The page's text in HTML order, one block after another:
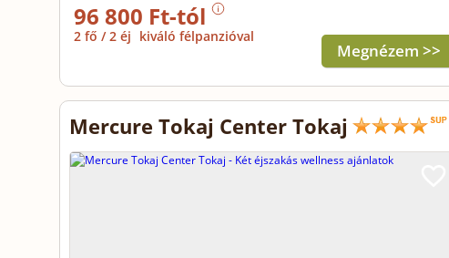
96 800 Ft-tól
2 fő / 2 éj kiváló félpanzióval
Megnézem >>
Mercure Tokaj Center Tokaj